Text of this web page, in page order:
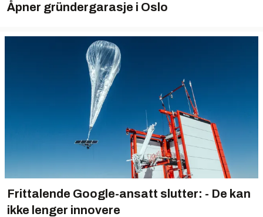
Åpner gründergarasje i Oslo
Frittalende Google-ansatt slutter: - De kan
ikke lenger innovere